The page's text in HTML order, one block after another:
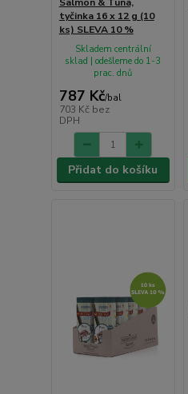
tyčinka 16 x 12 g (10
ks) SLEVA 10 %
787 Kč/bal
703 Kč bez
DPH
Skladem centrální
sklad | odešleme do 1-3
prac. dnů
Přidat do košíku